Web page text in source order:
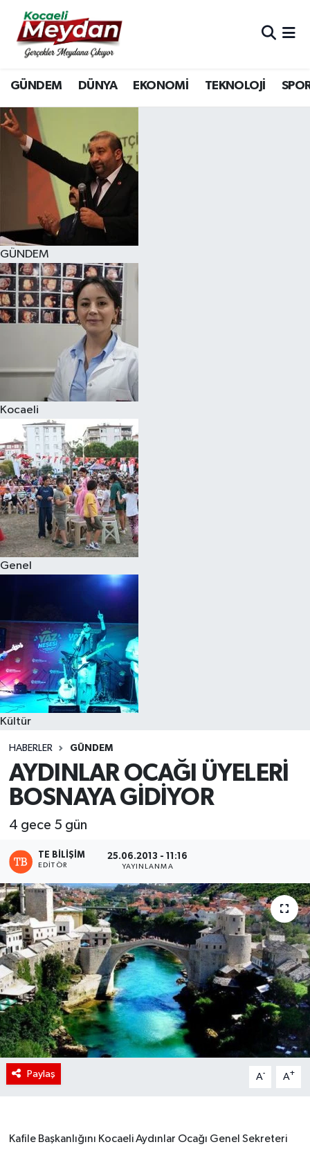
GÜNDEM DÜNYA EKONOMİ TEKNOLOJİ
GÜNDEM
Kocaeli
Genel
Kültür
HABERLER GÜNDEM
AYDINLAR OCAĞI ÜYELERİ
BOSNAYA GİDİYOR
4 gece 5 gün
TE BILIŞIM
EDITÖR
25.06.2013 - 11:16
YAYINLANMA
Paylaş A- A+
Kafile Başkanlığını Kocaeli Aydınlar Ocağı Genel Sekreteri
Nöbetçi Eczaneler
Hava Durumu
Trafik Durumu
Süper Lig Puan Durumu ve Fikstür
Tüm Manşetler
Son Dakika Haberleri
Haber Arşivi